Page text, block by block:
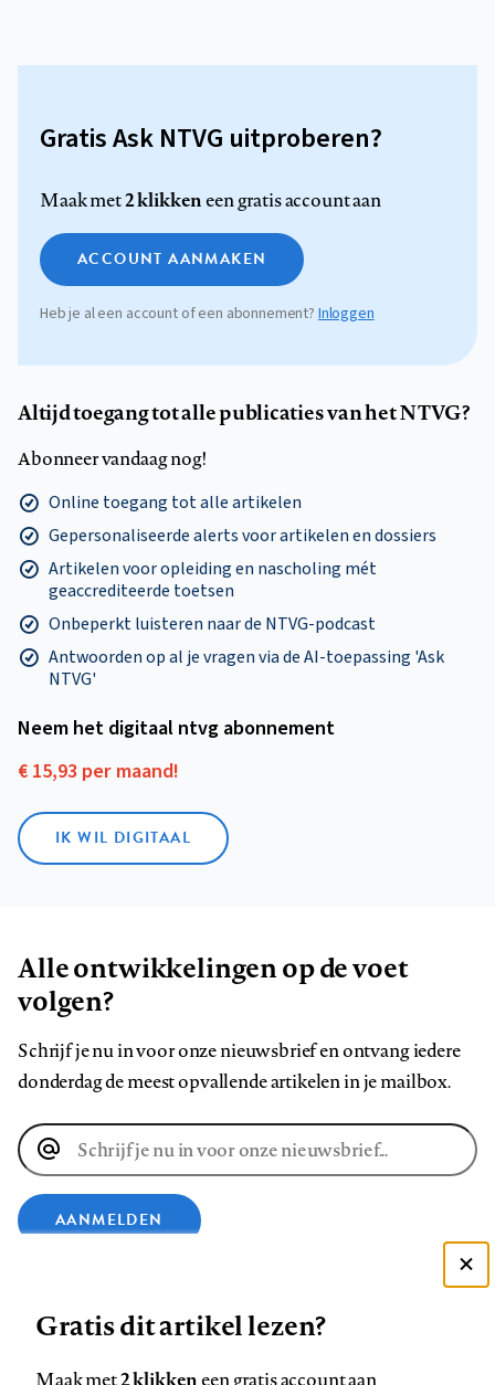
Gratis Ask NTVG uitproberen?
Maak met2 klikkeneen gratis account aan
ACCOUNT AANMAKEN
Heb je al een account of een abonnement?Inloggen
Altijd toegang tot alle publicaties van het NTVG?
Abonneer vandaag nog!
Online toegang tot alle artikelen
Gepersonaliseerde alerts voor artikelen en dossiers
Artikelen voor opleiding en nascholing mét
geaccrediteerde toetsen
Onbeperkt luisteren naar de NTVG-podcast
Antwoorden op al je vragen via de AI-toepassing 'Ask
NTVG'
Neem het digitaal ntvg abonnement
€ 15,93 per maand!
IK WIL DIGITAAL
Alle ontwikkelingen op de voet
volgen?
Schrijf je nu in voor onze nieuwsbrief en ontvang iedere
donderdag de meest opvallende artikelen in je mailbox.
E-
mailadres
AANMELDEN
Zie onze cookie policy
Gratis dit artikel lezen?
Maak met2 klikkeneen gratis account aan